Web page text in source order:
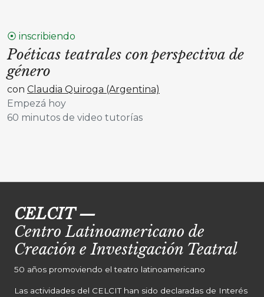
⦿ inscribiendo
Poéticas teatrales con perspectiva de
género
con Claudia Quiroga (Argentina)
Empezá hoy
60 minutos de video tutorías
CELCIT—
Centro Latinoamericano de
Creación e Investigación Teatral
50 años promoviendo el teatro latinoamericano
Las actividades del CELCIT han sido declaradas de Interés